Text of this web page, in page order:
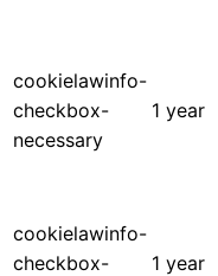
cookielawinfo-
checkbox-
necessary
1 year
cookielawinfo-
checkbox-
1 year